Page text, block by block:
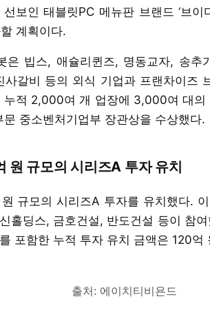
보인 태블릿PC 메뉴판 브랜드 ‘브이
계획이다.
은 빕스, 애슐리퀸즈, 명동교자, 송추
사갈비 등의 외식 기업과 프랜차이즈
누적 2,000여 개 업장에 3,000여 대의
중소벤처기업부 장관상을 수상했다.
원 규모의 시리즈A 투자 유치
규모의 시리즈A 투자를 유치했다.
홀딩스, 금호건설, 반도건설 등이 참
포함한 누적 투자 유치 금액은 120억
출처: 에이치티비욘드